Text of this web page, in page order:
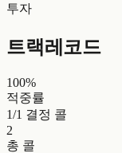
투자
트랙레코드
100%
적중률
1/1 결정 콜
2
총 콜